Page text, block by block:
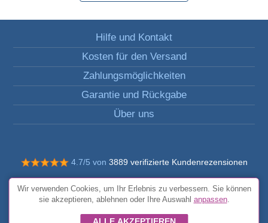
Hilfe und Kontakt
Kosten für den Versand
Zahlungsmöglichkeiten
Garantie und Rückgabe
Über uns
4.7/5 von 3889 verifizierte Kundenrezensionen
© Alle Rechte vorbehalten FunToCome
Allgemeine Bedingungen und Konditionen
Wir verwenden Cookies, um Ihr Erlebnis zu verbessern. Sie können
sie akzeptieren, ablehnen oder Ihre Auswahl anpassen.